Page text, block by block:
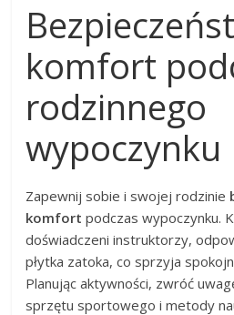
komfort
rodzinnego
wypoczynku
Zapewnij sobie i swojej rodzinie
komfort podczas wypoczynku.
doświadczeni instruktorzy,
płytka zatoka, co sprzyja
Planując aktywności, zwróć
sprzętu sportowego i metody